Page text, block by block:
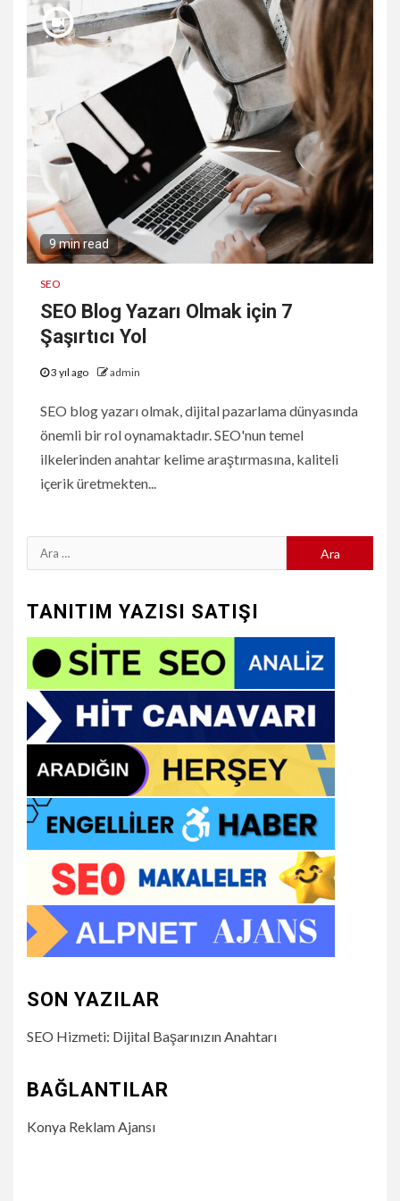
9 min read
SEO
SEO Blog Yazarı Olmak için 7
Şaşırtıcı Yol
3 yıl ago admin
SEO blog yazarı olmak, dijital pazarlama dünyasında
önemli bir rol oynamaktadır. SEO'nun temel
ilkelerinden anahtar kelime araştırmasına, kaliteli
içerik üretmekten...
Arama:
TANITIM YAZISI SATIŞI
SON YAZILAR
SEO Hizmeti: Dijital Başarınızın Anahtarı
BAĞLANTILAR
Konya Reklam Ajansı